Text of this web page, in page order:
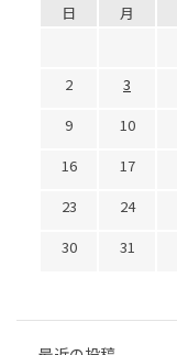
日 月
2
3
9
10
16
17
23
24
30
31